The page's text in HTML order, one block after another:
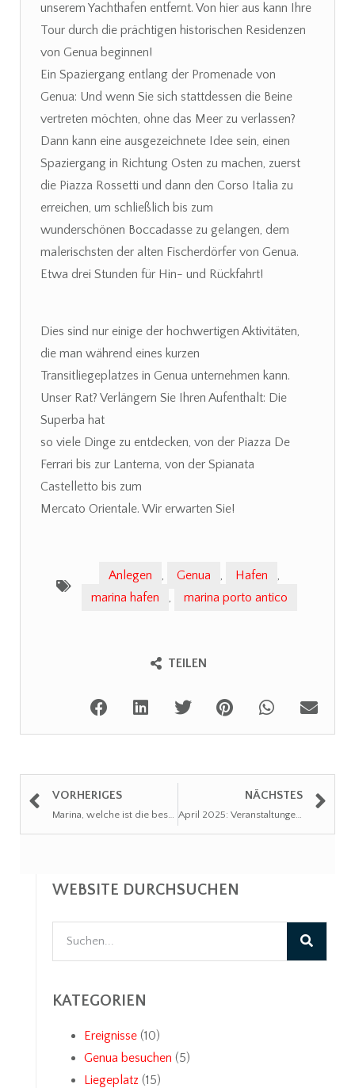
unserem Yachthafen entfernt. Von hier aus kann Ihre
Tour durch die prächtigen historischen Residenzen
von Genua beginnen!
Ein Spaziergang entlang der Promenade von
Genua: Und wenn Sie sich stattdessen die Beine
vertreten möchten, ohne das Meer zu verlassen?
Dann kann eine ausgezeichnete Idee sein, einen
Spaziergang in Richtung Osten zu machen, zuerst
die Piazza Rossetti und dann den Corso Italia zu
erreichen, um schließlich bis zum
wunderschönen Boccadasse zu gelangen, dem
malerischsten der alten Fischerdörfer von Genua.
Etwa drei Stunden für Hin- und Rückfahrt!
Dies sind nur einige der hochwertigen Aktivitäten,
die man während eines kurzen
Transitliegeplatzes in Genua unternehmen kann.
Unser Rat? Verlängern Sie Ihren Aufenthalt: Die
Superba hat
so viele Dinge zu entdecken, von der Piazza De
Ferrari bis zur Lanterna, von der Spianata
Castelletto bis zum
Mercato Orientale. Wir erwarten Sie!
Anlegen , Genua , Hafen
,
marina hafen
, marina porto antico
TEILEN
VORHERIGES
Marina, welche ist die beste Wahl für das eigene Boot
NÄCHSTES
April 2025: Veranstaltungen in Genua und in Liguria
WEBSITE DURCHSUCHEN
KATEGORIEN
Ereignisse (10)
Genua besuchen (5)
Liegeplatz (15)